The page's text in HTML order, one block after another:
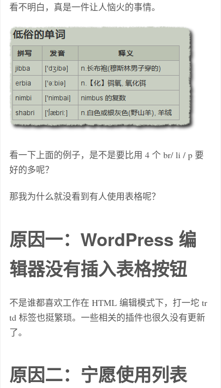
看不明白，真是一件让人恼火的事情。
看一下上面的例子，是不是要比用 4 个 br/ li / p 要
好的多呢？
那我为什么就没看到有人使用表格呢？
原因一：WordPress 编
辑器没有插入表格按钮
不是谁都喜欢工作在 HTML 编辑模式下，打一坨 tr
td 标签也挺繁琐。一些相关的插件也很久没有更新
了。
原因二：宁愿使用列表